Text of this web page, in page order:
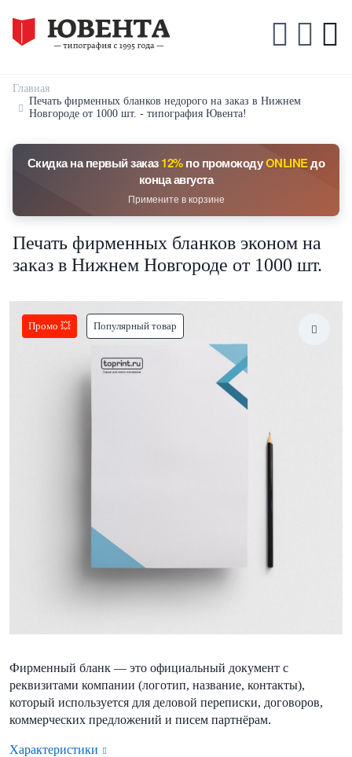
Главная
Печать фирменных бланков недорого на заказ в Нижнем
Новгороде от 1000 шт. - типография Ювента!
Скидка на первый заказ12%по промокодуONLINEдо
конца августа
Примените в корзине
Печать фирменных бланков эконом на
заказ в Нижнем Новгороде от 1000 шт.
Промо 💥 Популярный товар
Фирменный бланк — это официальный документ с
реквизитами компании (логотип, название, контакты),
который используется для деловой переписки, договоров,
коммерческих предложений и писем партнёрам.
Характеристики